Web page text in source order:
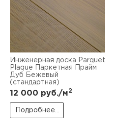
Инженерная доска Parquet
Plaque Паркетная Прайм
Дуб Бежевый
(стандартная)
12 000 руб./м2
Подробнее...